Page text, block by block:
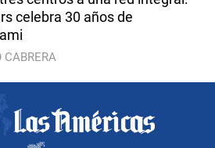
celebra 30 años de
CABRERA